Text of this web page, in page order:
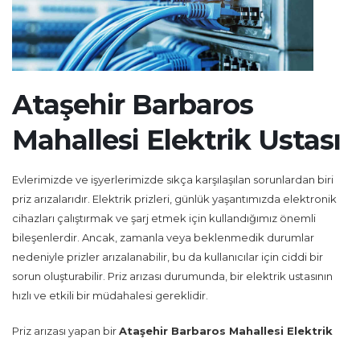
Ataşehir Barbaros
Mahallesi Elektrik Ustası
Evlerimizde ve işyerlerimizde sıkça karşılaşılan sorunlardan biri
priz arızalarıdır. Elektrik prizleri, günlük yaşantımızda elektronik
cihazları çalıştırmak ve şarj etmek için kullandığımız önemli
bileşenlerdir. Ancak, zamanla veya beklenmedik durumlar
nedeniyle prizler arızalanabilir, bu da kullanıcılar için ciddi bir
sorun oluşturabilir. Priz arızası durumunda, bir elektrik ustasının
hızlı ve etkili bir müdahalesi gereklidir.
Priz arızası yapan birAtaşehir Barbaros Mahallesi Elektrik